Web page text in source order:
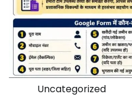
Uncategorized